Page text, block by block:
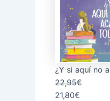
¿Y si aquí no
22,95€
21,80€